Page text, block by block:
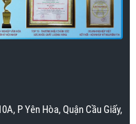
P Yên Hòa, Quận Cầu Giấy,